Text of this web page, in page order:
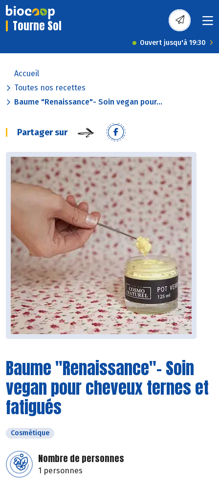
Tourne Sol
Ouvert jusqu'à 19:30
Accueil
Toutes nos recettes
Baume "Renaissance"- Soin vegan pour...
Partager sur
Baume "Renaissance"- Soin
vegan pour cheveux ternes et
fatigués
Cosmétique
Nombre de personnes
1 personnes